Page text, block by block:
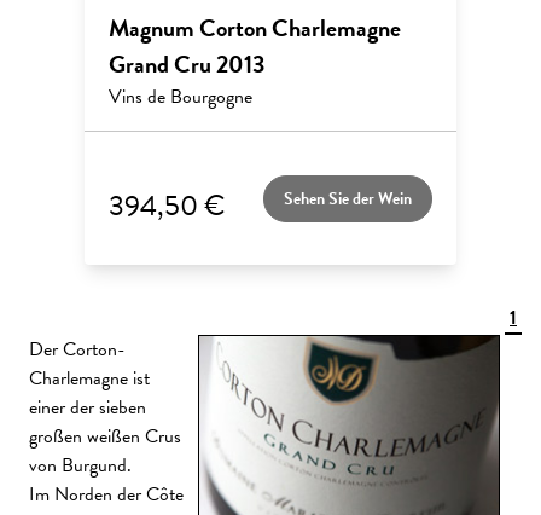
Magnum Corton Charlemagne
Grand Cru 2013
Vins de Bourgogne
394,50 € Sehen Sie der Wein
1
Der Corton-
Charlemagne ist
einer der sieben
großen weißen Crus
von Burgund.
Im Norden der Côte